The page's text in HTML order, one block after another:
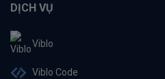
DỊCH VỤ
Viblo
Viblo Code